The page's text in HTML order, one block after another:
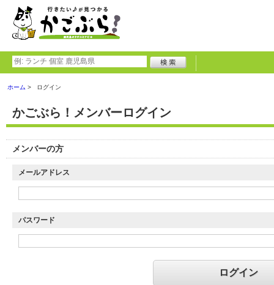
ホーム ログイン
かごぶら！メンバーログイン
メンバーの方
メールアドレス
パスワード